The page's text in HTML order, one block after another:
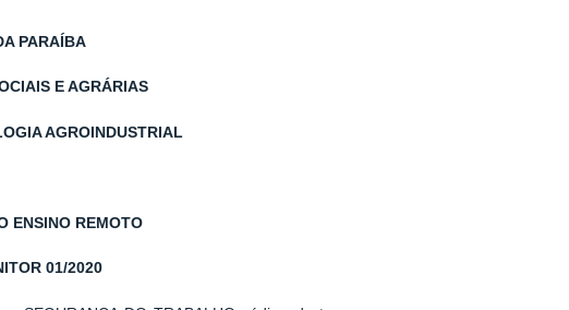
PARAÍBA
E AGRÁRIAS
AGROINDUSTRIAL
ENSINO REMOTO
01/2020